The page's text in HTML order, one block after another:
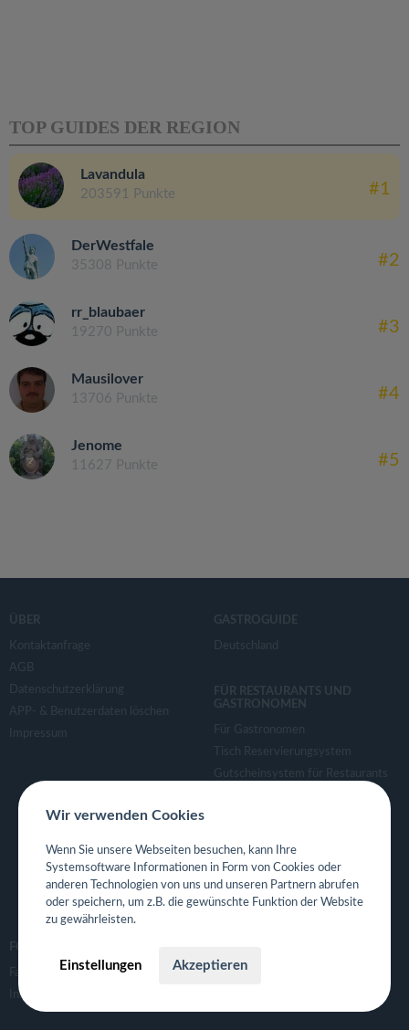
TOP GUIDES DER REGION
Lavandula
203591 Punkte #1
DerWestfale
35308 Punkte #2
rr_blaubaer
19270 Punkte #3
Mausilover
13706 Punkte #4
Jenome
11627 Punkte #5
ÜBER
Kontaktanfrage
AGB
Datenschutzerklärung
APP- & Benutzerdaten löschen
Impressum
GASTROGUIDE
Deutschland
FÜR RESTAURANTS UND
GASTRONOMEN
Für Gastronomen
Tisch Reservierungsystem
Gutscheinsystem für Restaurants
TakeAway
Webseiten für Restaurant
Eigene App für Restaurant
FOLGE UNS
Instagram
Wir verwenden Cookies
Wenn Sie unsere Webseiten besuchen, kann Ihre
Systemsoftware Informationen in Form von Cookies oder
anderen Technologien von uns und unseren Partnern abrufen
oder speichern, um z.B. die gewünschte Funktion der Website
zu gewährleisten.
Einstellungen Akzeptieren